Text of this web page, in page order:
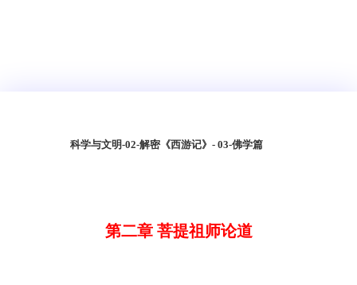
科学与文明-02-解密《西游记》 - 03-佛学篇
第二章 菩提祖师论道